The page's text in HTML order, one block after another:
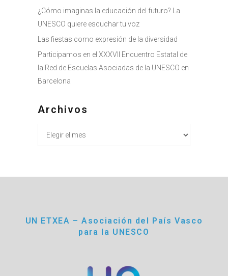
¿Cómo imaginas la educación del futuro? La
UNESCO quiere escuchar tu voz
Las fiestas como expresión de la diversidad
Participamos en el XXXVII Encuentro Estatal de
la Red de Escuelas Asociadas de la UNESCO en
Barcelona
Archivos
UN ETXEA – Asociación del País Vasco
para la UNESCO